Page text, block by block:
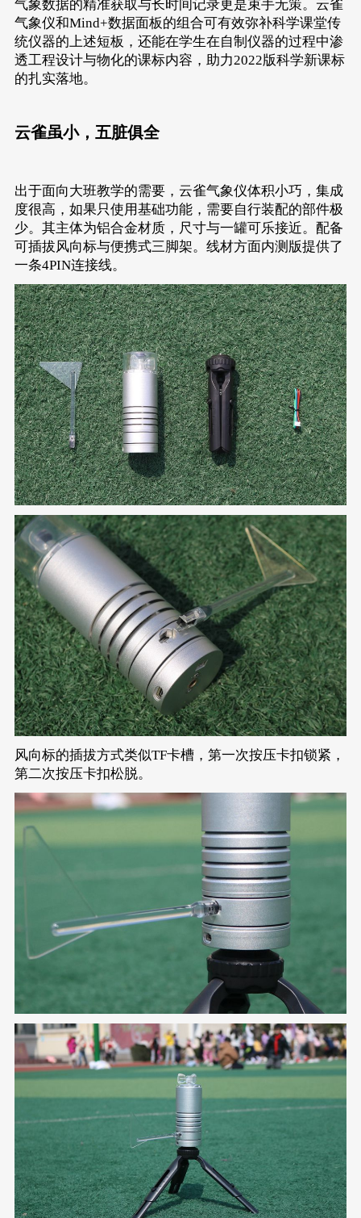
气象数据的精准获取与长时间记录更是束手无策。云雀
气象仪和Mind+数据面板的组合可有效弥补科学课堂传
统仪器的上述短板，还能在学生在自制仪器的过程中渗
透工程设计与物化的课标内容，助力2022版科学新课标
的扎实落地。
云雀虽小，五脏俱全
出于面向大班教学的需要，云雀气象仪体积小巧，集成
度很高，如果只使用基础功能，需要自行装配的部件极
少。其主体为铝合金材质，尺寸与一罐可乐接近。配备
可插拔风向标与便携式三脚架。线材方面内测版提供了
一条4PIN连接线。
风向标的插拔方式类似TF卡槽，第一次按压卡扣锁紧，
第二次按压卡扣松脱。